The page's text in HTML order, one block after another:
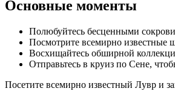
Основные моменты
Полюбуйтесь бесценными
Посмотрите всемирно
Восхищайтесь обширной
Отправьтесь в круиз по Сене,
Посетите всемирно известный Лувр и